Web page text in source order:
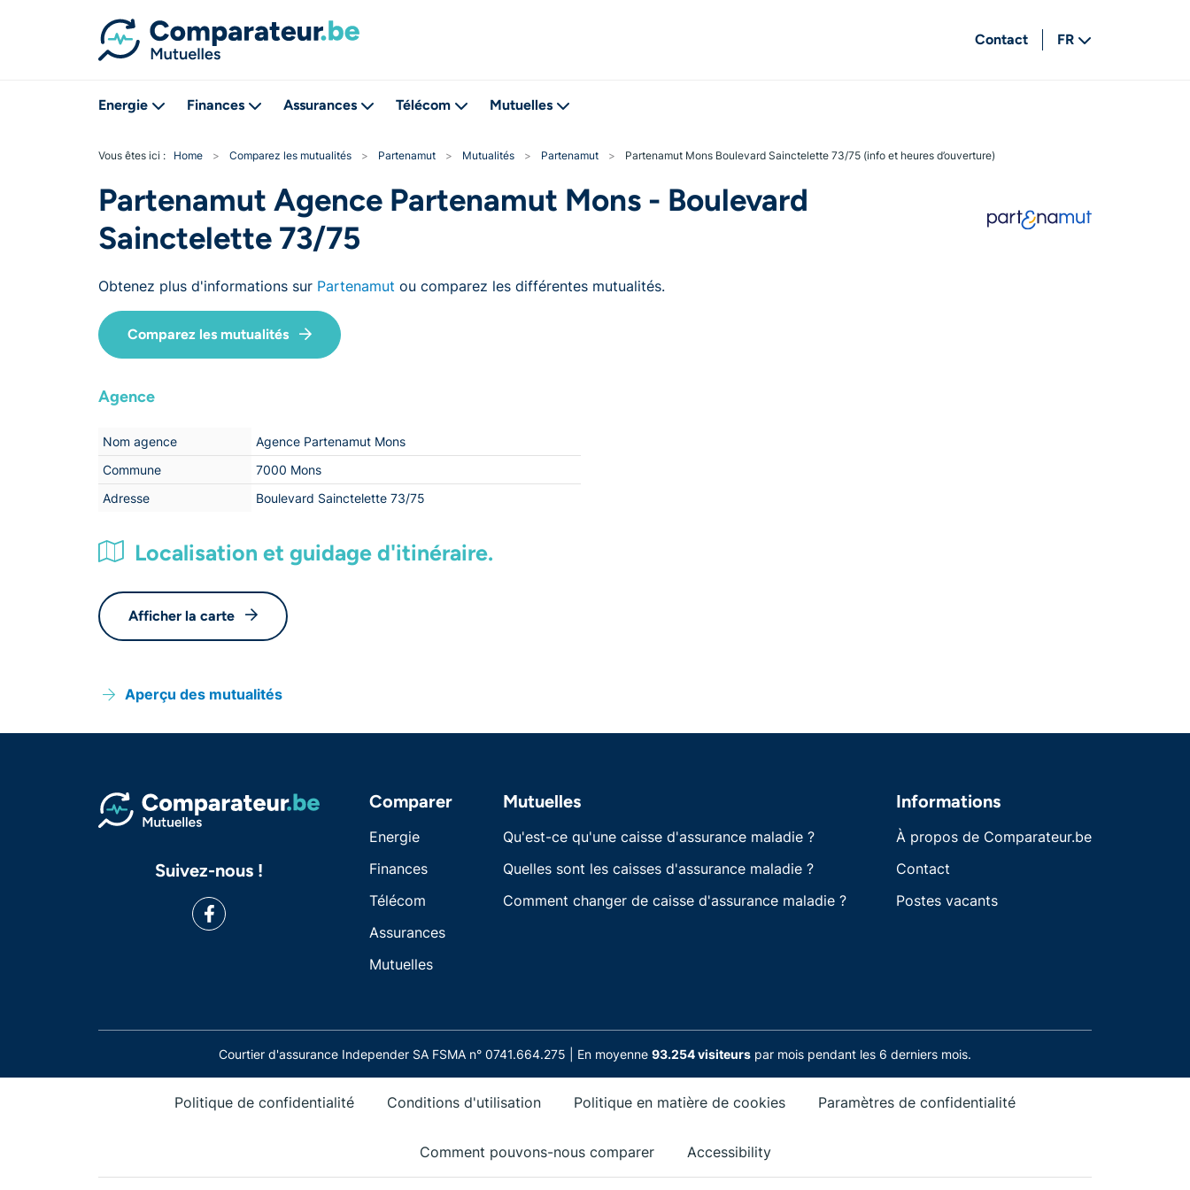
Contact
FR
Energie Finances Assurances Télécom Mutuelles
Vous êtes ici : Home > Comparez les mutualités > Partenamut > Mutualités > Partenamut > Partenamut Mons Boulevard Sainctelette 73/75 (info et heures d’ouverture)
Partenamut Agence Partenamut Mons - Boulevard
Sainctelette 73/75
Obtenez plus d'informations sur Partenamut ou comparez les différentes mutualités.
Comparez les mutualités
Agence
Nom agence
Agence Partenamut Mons
Commune
7000 Mons
Adresse
Boulevard Sainctelette 73/75
Localisation et guidage d'itinéraire.
Afficher la carte
Aperçu des mutualités
Suivez-nous !
Comparer
Energie
Finances
Télécom
Assurances
Mutuelles
Mutuelles
Qu'est-ce qu'une caisse d'assurance maladie ?
Quelles sont les caisses d'assurance maladie ?
Comment changer de caisse d'assurance maladie ?
Informations
À propos de Comparateur.be
Contact
Postes vacants
Courtier d'assurance Independer SA FSMA n° 0741.664.275 | En moyenne 93.254 visiteurs par mois pendant les 6 derniers mois.
Politique de confidentialité Conditions d'utilisation Politique en matière de cookies Paramètres de confidentialité
Comment pouvons-nous comparer Accessibility